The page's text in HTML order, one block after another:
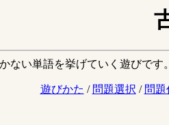
ない単語を挙げていく遊びです
遊びかた / 問題選択 / 問題